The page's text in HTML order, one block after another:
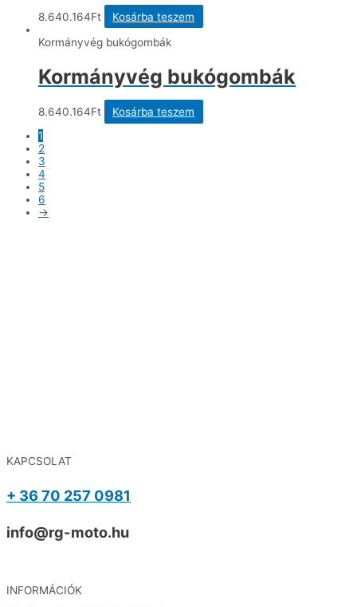
8.640.164Ft
Kosárba teszem
Kormányvég bukógombák
Kormányvég bukógombák
8.640.164Ft
Kosárba teszem
1
2
3
4
5
6
→
KAPCSOLAT
+ 36 70 257 0981
info@rg-moto.hu
INFORMÁCIÓK